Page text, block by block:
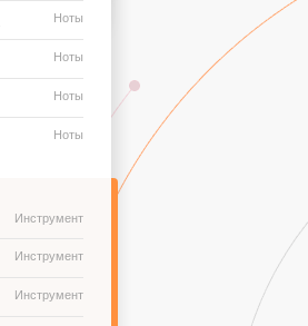
Ноты
Ноты
Ноты
Ноты
Инструмент
Инструмент
Инструмент